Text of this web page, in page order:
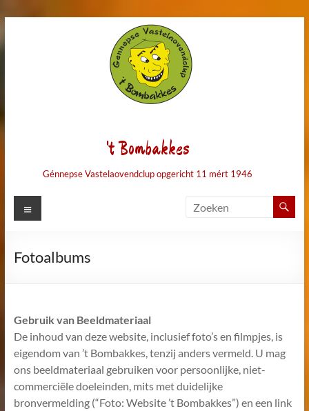
't Bombakkes
Génnepse Vastelaovendclup opgericht 11 mért 1946
Menu
Fotoalbums
Gebruik van Beeldmateriaal
De inhoud van deze website, inclusief foto’s en filmpjes, is
eigendom van ’t Bombakkes, tenzij anders vermeld. U mag
ons beeldmateriaal gebruiken voor persoonlijke, niet-
commerciële doeleinden, mits met duidelijke
bronvermelding (“Foto: Website ’t Bombakkes”) en een link